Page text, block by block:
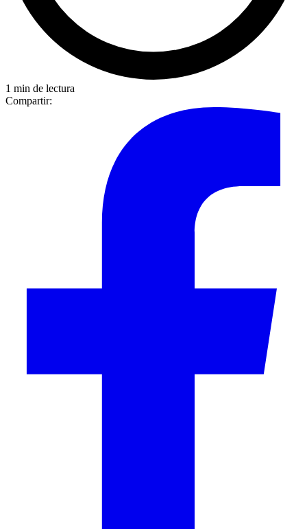
1 min de lectura
Compartir: